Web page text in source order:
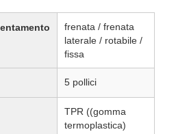
frenata / frenata
laterale / rotabile /
fissa
5 pollici
TPR ((gomma
termoplastica)